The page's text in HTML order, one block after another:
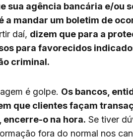
sua agência bancária e/ou
a mandar um boletim de
daí, dizem que para a
para favorecidos
criminal.
é golpe. Os bancos,
que clientes façam
encerre-o na hora. Se tiver
fora do normal nos